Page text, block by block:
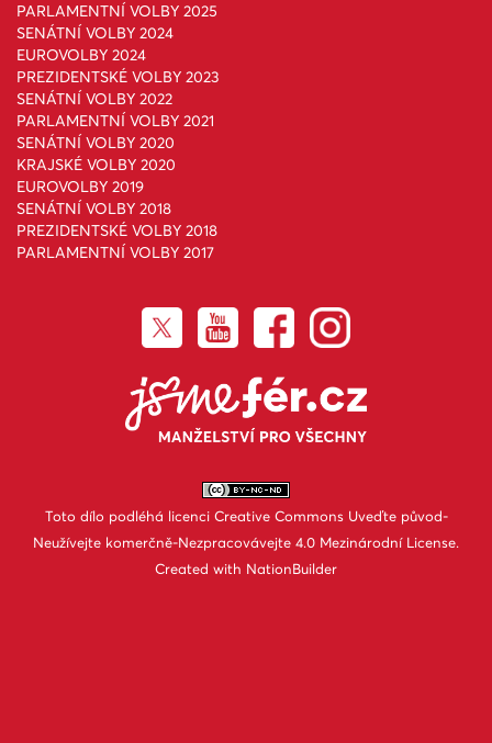
PARLAMENTNÍ VOLBY 2025
SENÁTNÍ VOLBY 2024
EUROVOLBY 2024
PREZIDENTSKÉ VOLBY 2023
SENÁTNÍ VOLBY 2022
PARLAMENTNÍ VOLBY 2021
SENÁTNÍ VOLBY 2020
KRAJSKÉ VOLBY 2020
EUROVOLBY 2019
SENÁTNÍ VOLBY 2018
PREZIDENTSKÉ VOLBY 2018
PARLAMENTNÍ VOLBY 2017
Toto dílo podléhá licenci Creative Commons Uveďte původ-
Neužívejte komerčně-Nezpracovávejte 4.0 Mezinárodní License.
Created with NationBuilder